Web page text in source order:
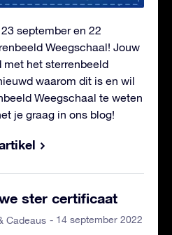
september en 22
Weegschaal! Jouw
het sterrenbeeld
waarom dit is en wil
Weegschaal te weten
je graag in ons blog!
ster certificaat
Cadeaus - 14 september 2022